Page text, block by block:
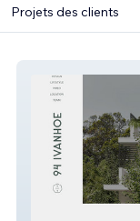
Projets des clients